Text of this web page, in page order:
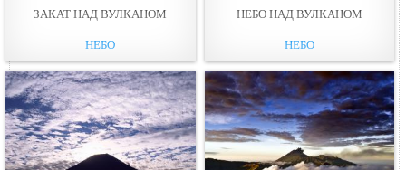
ЗАКАТ НАД ВУЛКАНОМ
НЕБО
НЕБО НАД ВУЛКАНОМ
НЕБО